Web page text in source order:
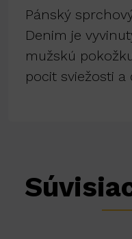
Pánský
Denim je
mužskú
pocit sviežosti a